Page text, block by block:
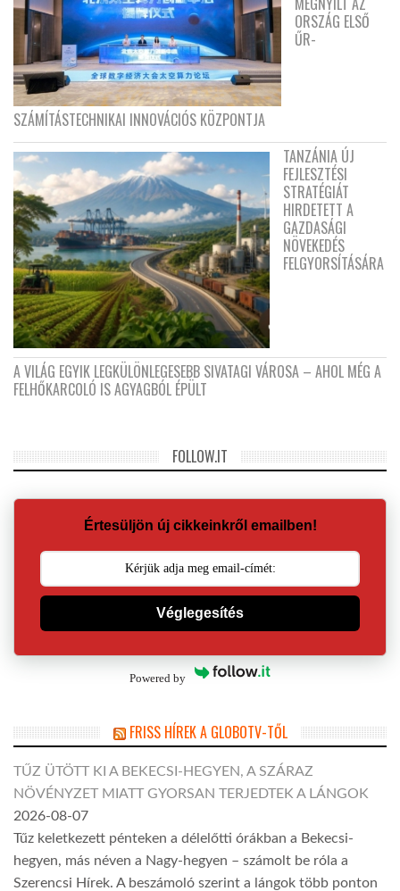
ORSZÁG ELSŐ
ŰR-
SZÁMÍTÁSTECHNIKAI INNOVÁCIÓS KÖZPONTJA
TANZÁNIA ÚJ
FEJLESZTÉSI
STRATÉGIÁT
HIRDETETT A
GAZDASÁGI
NÖVEKEDÉS
FELGYORSÍTÁSÁRA
A VILÁG EGYIK LEGKÜLÖNLEGESEBB SIVATAGI VÁROSA – AHOL MÉG A
FELHŐKARCOLÓ IS AGYAGBÓL ÉPÜLT
FOLLOW.IT
Értesüljön új cikkeinkről emailben!
Véglegesítés
Powered by
FRISS HÍREK A GLOBOTV-TŐL
TŰZ ÜTÖTT KI A BEKECSI-HEGYEN, A SZÁRAZ
NÖVÉNYZET MIATT GYORSAN TERJEDTEK A LÁNGOK
2026-08-07
Tűz keletkezett pénteken a délelőtti órákban a Bekecsi-
hegyen, más néven a Nagy-hegyen – számolt be róla a
Szerencsi Hírek. A beszámoló szerint a lángok több ponton